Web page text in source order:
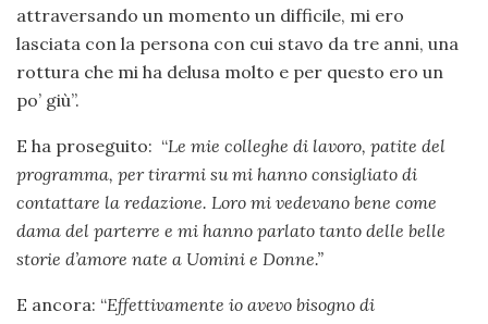
attraversando un momento un difficile, mi ero
lasciata con la persona con cui stavo da tre anni, una
rottura che mi ha delusa molto e per questo ero un
po’ giù”.
E ha proseguito: “Le mie colleghe di lavoro, patite del
programma, per tirarmi su mi hanno consigliato di
contattare la redazione. Loro mi vedevano bene come
dama del parterre e mi hanno parlato tanto delle belle
storie d’amore nate a Uomini e Donne.”
E ancora: “Effettivamente io avevo bisogno di